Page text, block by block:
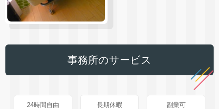
事務所のサービス
24時間自由 長期休暇 副業可